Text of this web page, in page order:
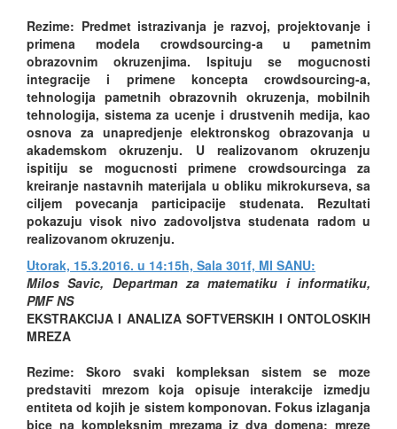
Rezime: Predmet istrazivanja je razvoj, projektovanje i
primena modela crowdsourcing-a u pametnim
obrazovnim okruzenjima. Ispituju se mogucnosti
integracije i primene koncepta crowdsourcing-a,
tehnologija pametnih obrazovnih okruzenja, mobilnih
tehnologija, sistema za ucenje i drustvenih medija, kao
osnova za unapredjenje elektronskog obrazovanja u
akademskom okruzenju. U realizovanom okruzenju
ispitiju se mogucnosti primene crowdsourcinga za
kreiranje nastavnih materijala u obliku mikrokurseva, sa
ciljem povecanja participacije studenata. Rezultati
pokazuju visok nivo zadovoljstva studenata radom u
realizovanom okruzenju.
Utorak, 15.3.2016. u 14:15h, Sala 301f, MI SANU:
Milos Savic, Departman za matematiku i informatiku,
PMF NS
EKSTRAKCIJA I ANALIZA SOFTVERSKIH I ONTOLOSKIH
MREZA
Rezime: Skoro svaki kompleksan sistem se moze
predstaviti mrezom koja opisuje interakcije izmedju
entiteta od kojih je sistem komponovan. Fokus izlaganja
bice na kompleksnim mrezama iz dva domena: mreze